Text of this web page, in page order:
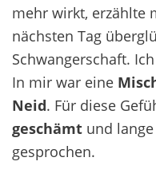
mehr wirkt, erzählte
nächsten Tag
Schwangerschaft.
In mir war eine
Neid. Für diese
geschämt und
gesprochen.